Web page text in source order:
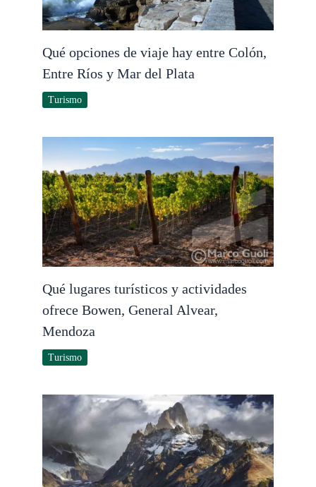
Qué opciones de viaje hay entre Colón,
Entre Ríos y Mar del Plata
Turismo
Qué lugares turísticos y actividades
ofrece Bowen, General Alvear,
Mendoza
Turismo